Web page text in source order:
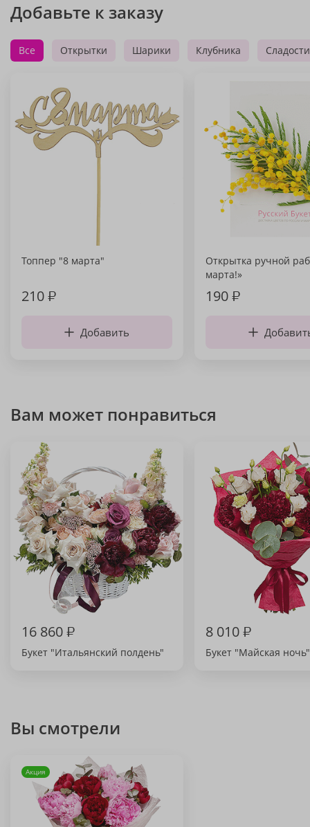
Добавьте к заказу
Все Открытки Шарики Клубника Сладости
Топпер "8 марта"
210₽
Добавить
Открытка ручной
марта!»
190₽
Вам может понравиться
16 860₽
Букет "Итальянский полдень"
8 010₽
Букет "Майская ночь"
Вы смотрели
Акция